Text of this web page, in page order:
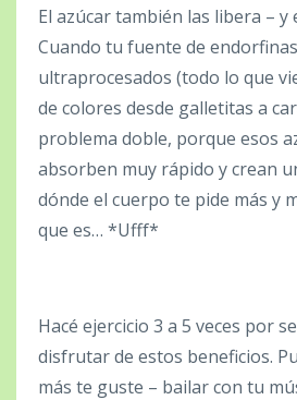
El azúcar también las libera – y
Cuando tu fuente de
ultraprocesados (todo lo que
de colores desde galletitas a
problema doble, porque esos
absorben muy rápido y crean
dónde el cuerpo te pide más y
que es… *Ufff*
Hacé ejercicio 3 a 5 veces por
disfrutar de estos beneficios.
más te guste – bailar con tu